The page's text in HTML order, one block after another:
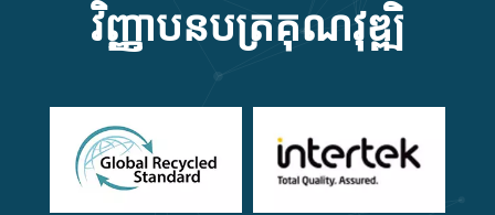
វិញ្ញាបនបត្រគុណវុឌ្ឍិ